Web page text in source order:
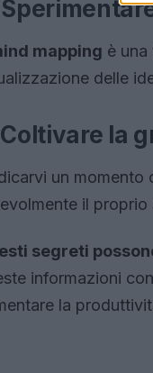
mapping è
delle
la
un momento
il proprio
segreti
informazioni
la